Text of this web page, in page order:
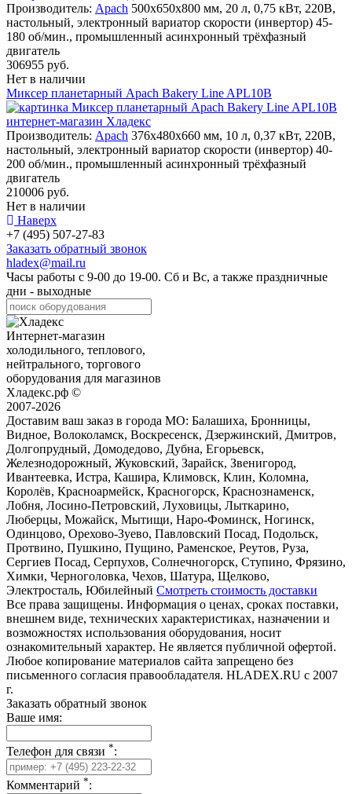
Производитель: Apach 500х650х800 мм, 20 л, 0,75 кВт, 220В,
настольный, электронный вариатор скорости (инвертор) 45-
180 об/мин., промышленный асинхронный трёхфазный
двигатель
306955 руб.
Нет в наличии
Миксер планетарный Apach Bakery Line APL10B
Производитель: Apach 376х480х660 мм, 10 л, 0,37 кВт, 220В,
настольный, электронный вариатор скорости (инвертор) 40-
200 об/мин., промышленный асинхронный трёхфазный
двигатель
210006 руб.
Нет в наличии
Наверх
+7 (495) 507-27-83
Заказать обратный звонок
hladex@mail.ru
Часы работы с 9-00 до 19-00. Сб и Вс, а также праздничные
дни - выходные
Интернет-магазин
холодильного, теплового,
нейтрального, торгового
оборудования для магазинов
Хладекс.рф ©
2007-2026
Доставим ваш заказ в города МО: Балашиха, Бронницы,
Видное, Волоколамск, Воскресенск, Дзержинский, Дмитров,
Долгопрудный, Домодедово, Дубна, Егорьевск,
Железнодорожный, Жуковский, Зарайск, Звенигород,
Ивантеевка, Истра, Кашира, Климовск, Клин, Коломна,
Королёв, Красноармейск, Красногорск, Краснознаменск,
Лобня, Лосино-Петровский, Луховицы, Лыткарино,
Люберцы, Можайск, Мытищи, Наро-Фоминск, Ногинск,
Одинцово, Орехово-Зуево, Павловский Посад, Подольск,
Протвино, Пушкино, Пущино, Раменское, Реутов, Руза,
Сергиев Посад, Серпухов, Солнечногорск, Ступино, Фрязино,
Химки, Черноголовка, Чехов, Шатура, Щелково,
Электросталь, Юбилейный Смотреть стоимость доставки
Все права защищены. Информация о ценах, сроках поставки,
внешнем виде, технических характеристиках, назначении и
возможностях использования оборудования, носит
ознакомительный характер. Не является публичной офертой.
Любое копирование материалов сайта запрещено без
письменного согласия правообладателя. HLADEX.RU c 2007
г.
Заказать обратный звонок
Ваше имя:
Телефон для связи *:
Комментарий *: